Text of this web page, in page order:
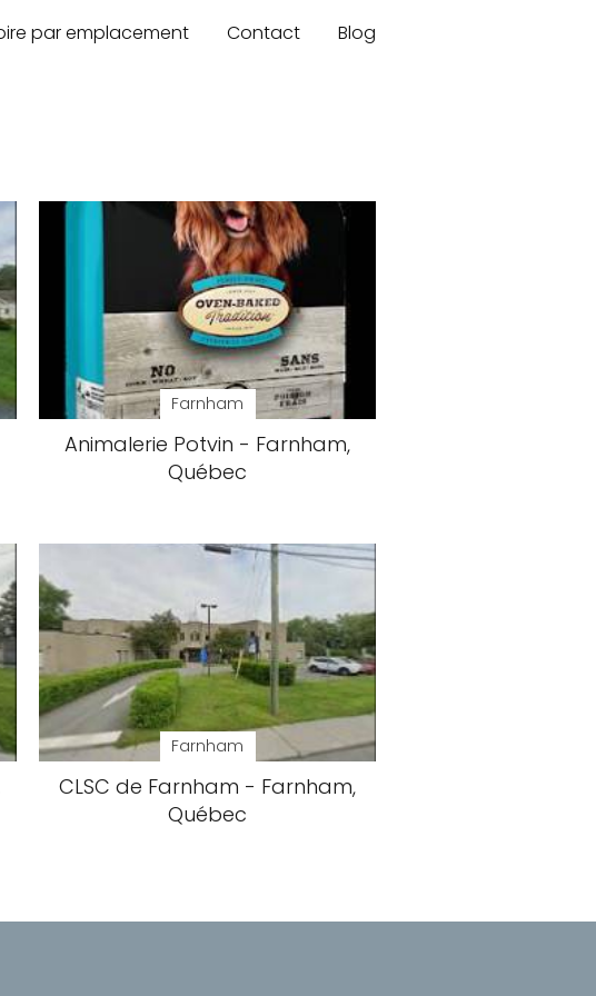
par emplacement Contact Blog
Farnham
Animalerie Potvin - Farnham,
Québec
Farnham
CLSC de Farnham - Farnham,
Québec